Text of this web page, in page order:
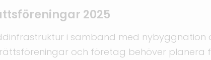
2025
i samband med
och företag behöver planera